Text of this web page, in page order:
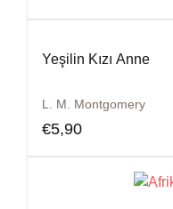
Yeşilin Kızı Anne
L. M. Montgomery
€5,90